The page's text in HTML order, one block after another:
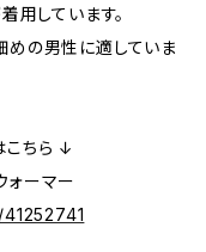
しています。
めの男性に適していま
こちら ↓
ォーマー